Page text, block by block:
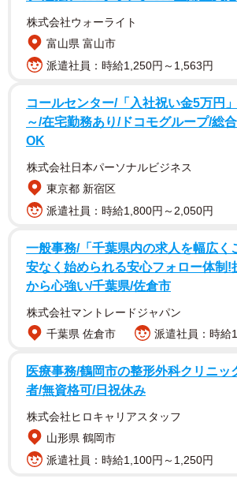
市観光振興課によると、ドラマを機に
た。担当者は「幅広い人が宇治に興味
った」と手応えを語る。
ドラマに限らず、昨年は世界的なゲー
天堂の展示体験施設「ニンテンドーミュ
定も発表され、宇治にとって観光特需
株式会社ウォーライト
富山県 富山市
派遣社員：時給1,250円～1,563円
コールセンター/「入社祝い金5万円
～/在宅勤務あり/ドコモグループ/総
OK
株式会社日本パーソナルビジネス
東京都 新宿区
派遣社員：時給1,800円～2,050円
一般事務/「千葉県内の求人を幅広く
安なく始められる安心フォロー体制!
から心強い/千葉県/佐倉市
株式会社マントレードジャパン
千葉県 佐倉市
派遣社員：時給
医療事務/鶴岡市の整形外科クリニッ
者/無資格可/日祝休み
株式会社ヒロキャリアスタッフ
山形県 鶴岡市
派遣社員：時給1,100円～1,250円